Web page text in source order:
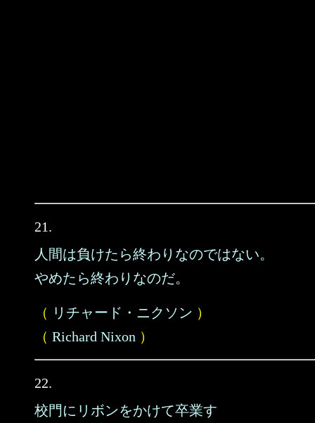
21.
人間は負けたら終わりなのではない。
やめたら終わりなのだ。
（ リチャード・ニクソン ）
（ Richard Nixon ）
22.
校門にリボンをかけて卒業す